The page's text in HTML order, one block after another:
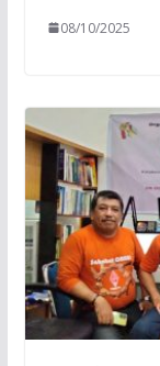
08/10/2025